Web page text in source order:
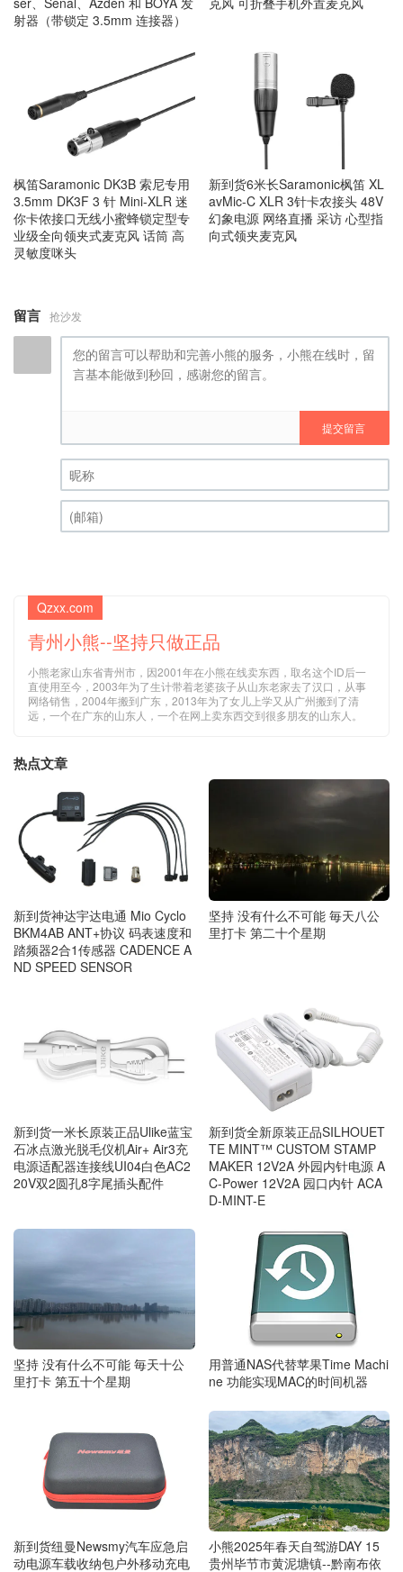
射器（带锁定 3.5mm 连接器）
枫笛Saramonic DK3B 索尼专用
3.5mm DK3F 3 针 Mini-XLR 迷
你卡侬接口无线小蜜蜂锁定型专
业级全向领夹式麦克风 话筒 高
灵敏度咪头
新到货6米长Saramonic枫笛 XL
avMic-C XLR 3针卡农接头 48V
幻象电源 网络直播 采访 心型指
向式领夹麦克风
留言 抢沙发
提交留言
昵称 (必填)
Qzxx.com
青州小熊--坚持只做正品
小熊老家山东省青州市，因2001年在小熊在线卖东西，取名这个ID后一
直使用至今，2003年为了生计带着老婆孩子从山东老家去了汉口，从事
网络销售，2004年搬到广东，2013年为了女儿上学又从广州搬到了清
远，一个在广东的山东人，一个在网上卖东西交到很多朋友的山东人。
热点文章
新到货神达宇达电通 Mio Cyclo
BKM4AB ANT+协议 码表速度和
踏频器2合1传感器 CADENCE A
ND SPEED SENSOR
坚持 没有什么不可能 毎天八公
里打卡 第二十个星期
新到货一米长原装正品Ulike蓝宝
石冰点激光脱毛仪机Air+ Air3充
电源适配器连接线UI04白色AC2
20V双2圆孔8字尾插头配件
新到货全新原装正品SILHOUET
TE MINT™ CUSTOM STAMP
MAKER 12V2A 外园内针电源 A
C-Power 12V2A 园口内针 ACA
D-MINT-E
坚持 没有什么不可能 毎天十公
里打卡 第五十个星期
用普通NAS代替苹果Time Machi
ne 功能实现MAC的时间机器
新到货纽曼Newsmy汽车应急启
动电源车载收纳包户外移动充电
小熊2025年春天自驾游DAY 15
贵州毕节市黄泥塘镇--黔南布依